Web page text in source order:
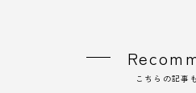
こちらの記事